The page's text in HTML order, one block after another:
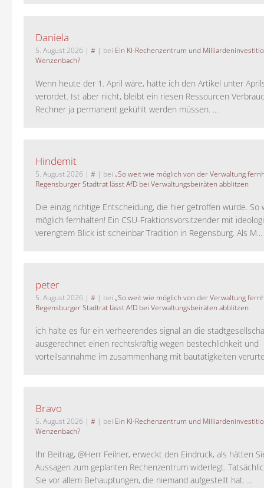
Daniela
5. August 2026 | # | bei Ein KI-Rechenzentrum und
Wenzenbach?
Wenn heute der 1. April wäre, hätte ich den Artikel unter
verordet. Ist aber nicht, bleibt ein riesen Ressourcen
Rechner ja permanent gekühlt werden müssen. ...
Hindemit
5. August 2026 | # | bei „So weit wie möglich von der Verwaltung
Regensburger Stadtrat lässt AfD bei Verwaltungsbeiräten abblitzen
Die einzig richtige Entscheidung, die hier getroffen wurde. So
möglich fernhalten! Ein CSU-Fraktionsvorsitzender mit
verengtem Blick ist scheinbar Tradition in Regensburg. Als M...
peter
5. August 2026 | # | bei „So weit wie möglich von der Verwaltung
Regensburger Stadtrat lässt AfD bei Verwaltungsbeiräten abblitzen
ich halte es für ein verheerendes signal an die
ausgerechnet einen rechtskräftig wegen bestechlichkeit und
vorteilsannahme im zusammenhang mit bautätigkeiten
Bravo
5. August 2026 | # | bei Ein KI-Rechenzentrum und
Wenzenbach?
Ihr Beitrag, @Herr Feilner, erweckt den Eindruck, als hätten
Aussagen zum geplanten Rechenzentrum widerlegt.
Sie vor allem Behauptungen, die niemand aufgestellt hat. ...